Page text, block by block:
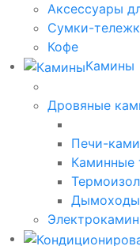
Аксессуары
Сумки-
Кофе
Камины
Дровяные
Печи-
Каминные